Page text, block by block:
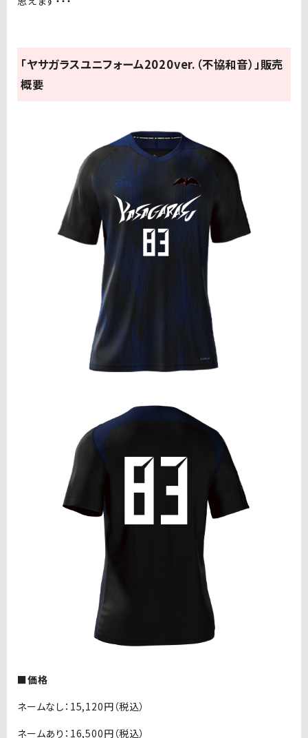
「ヤサガラスユニフォーム2020ver.（不協和音）」販売
概要
■価格
ネームなし：15,120円（税込）
ネームあり：16,500円（税込）